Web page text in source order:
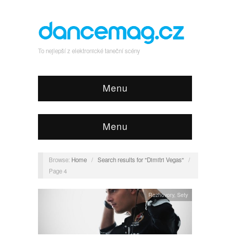
To nejlepší z elektronické taneční scény
Menu
Menu
Browse: Home / Search results for "Dimitri Vegas" /
Page 4
Rozhovory, Sety